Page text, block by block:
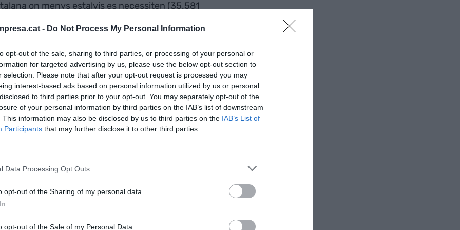
- Do Not Process My Personal Information
opt-out of the sale, sharing to third parties, or processing of your personal or
for targeted advertising by us, please use the below opt-out section to
selection. Please note that after your opt-out request is processed you may
interest-based ads based on personal information utilized by us or personal
to third parties prior to your opt-out. You may separately opt-out of the
of your personal information by third parties on the IAB’s list of downstream
This information may also be disclosed by us to third parties on the IAB’s List of
Participants that may further disclose it to other third parties.
Data Processing Opt Outs
opt-out of the Sharing of my personal data.
opt-out of the Sale of my Personal Data.
on menys estalvis es necessiten (35.581
els 385 euros de quota hipotecària i els 700
se situa en
de quota
dels 1.088
calcula que són necessaris 44.132 euros per a
euros, un 41% menys en comparació als 809
diferència cau al 33% i cal estalviar 60.374
euros, en contra dels 980 euros del lloguer